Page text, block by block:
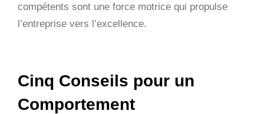
compétents sont une force motrice qui propulse
l’entreprise vers l’excellence.
Cinq Conseils pour un
Comportement